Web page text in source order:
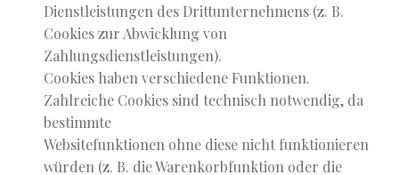
Dienstleistungen des Drittunternehmens (z. B.
Cookies zur Abwicklung von
Zahlungsdienstleistungen).
Cookies haben verschiedene Funktionen.
Zahlreiche Cookies sind technisch notwendig, da
bestimmte
Websitefunktionen ohne diese nicht funktionieren
würden (z. B. die Warenkorbfunktion oder die